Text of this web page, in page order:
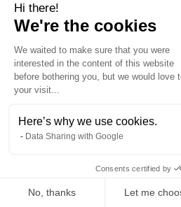
S'équiper d'un
données ESG pour
basculement entre
optimiser la collecte et
données de durabilité.
Quelle
réglementaire ?
Hi there!
We're the cookies
We waited to make sure that you were
interested in the content of this website
before bothering you, but we would love
your visit...
Here’s why we use cookies.
Data Sharing with Google
Consents certified by
No, thanks Let me